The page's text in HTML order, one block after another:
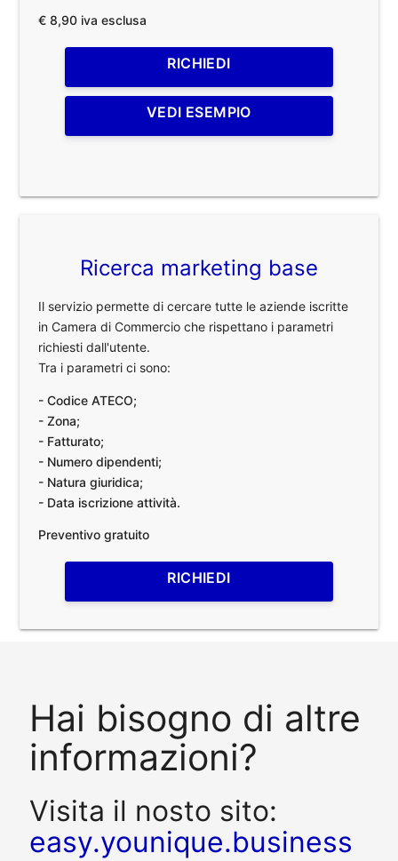
€ 8,90 iva esclusa
RICHIEDI
VEDI ESEMPIO
Ricerca marketing base
Il servizio permette di cercare tutte le aziende iscritte
in Camera di Commercio che rispettano i parametri
richiesti dall'utente.
Tra i parametri ci sono:
- Codice ATECO;
- Zona;
- Fatturato;
- Numero dipendenti;
- Natura giuridica;
- Data iscrizione attività.
Preventivo gratuito
RICHIEDI
Hai bisogno di altre
informazioni?
Visita il nosto sito:
easy.younique.business